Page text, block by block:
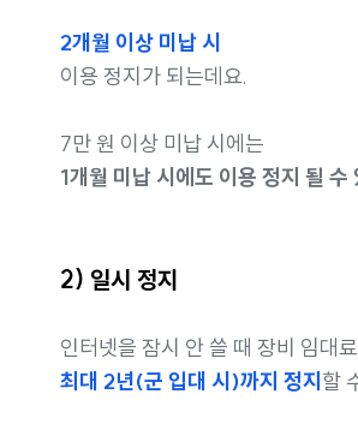
2개월 이상 미납 시
이용 정지가 되는데요.
7만 원 이상 미납 시에는
1개월 미납 시에도 이용 정지 될 수
2) 일시 정지
인터넷을 잠시 안 쓸 때 장비 임대
최대 2년(군 입대 시)까지 정지 할